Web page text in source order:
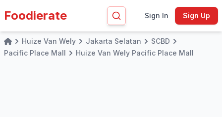
Foodierate Sign In Sign Up
HomeHuize Van Wely Jakarta Selatan
SCBD
Pacific Place Mall
Huize Van Wely Pacific Place Mall